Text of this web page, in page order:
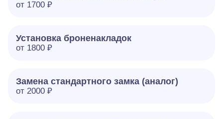
от 1700 ₽
Установка броненакладок
от 1800 ₽
Замена стандартного замка (аналог)
от 2000 ₽